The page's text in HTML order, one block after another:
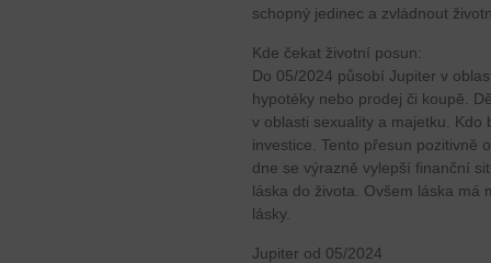
schopný jedinec a zvládnout
Kde čekat životní posun:
Do 05/2024 působí Jupiter v
hypotéky nebo prodej či koupě.
v oblasti sexuality a majetku.
investice. Tento přesun pozitivně
dne se výrazně vylepší finanční
láska do života. Ovšem láska má
lásky.
Jupiter od 05/2024